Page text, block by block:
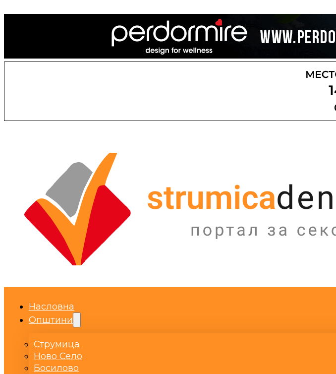
Насловна
Општини
Струмица
Ново Село
Босилово